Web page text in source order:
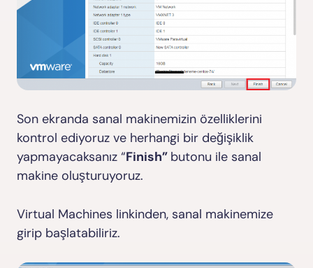
Son ekranda sanal makinemizin özelliklerini
kontrol ediyoruz ve herhangi bir değişiklik
yapmayacaksanız “Finish” butonu ile sanal
makine oluşturuyoruz.
Virtual Machines linkinden, sanal makinemize
girip başlatabiliriz.